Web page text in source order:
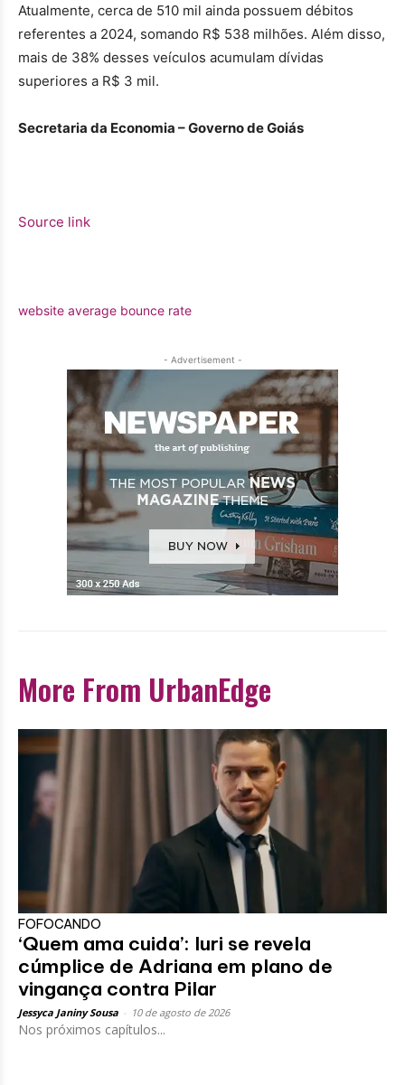
Atualmente, cerca de 510 mil ainda possuem débitos
referentes a 2024, somando R$ 538 milhões. Além disso,
mais de 38% desses veículos acumulam dívidas
superiores a R$ 3 mil.
Secretaria da Economia – Governo de Goiás
Source link
website average bounce rate
- Advertisement -
More From UrbanEdge
FOFOCANDO
‘Quem ama cuida’: Iuri se revela
cúmplice de Adriana em plano de
vingança contra Pilar
Jessyca Janiny Sousa 10 de agosto de 2026
Nos próximos capítulos...